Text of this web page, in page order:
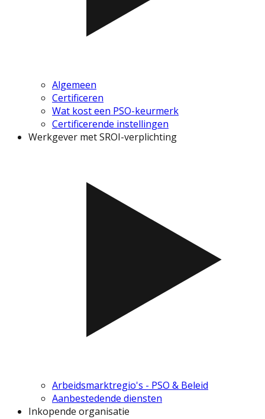
Algemeen
Certificeren
Wat kost een PSO-keurmerk
Certificerende instellingen
Werkgever met SROI-verplichting
Arbeidsmarktregio's - PSO & Beleid
Aanbestedende diensten
Inkopende organisatie